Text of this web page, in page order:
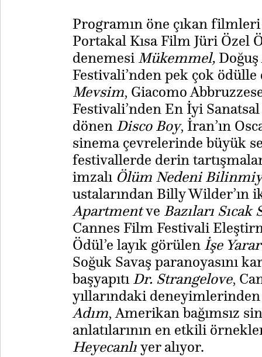
​Programın öne çıkan filmleri
Portakal Kısa Film Jüri Özel
denemesi Mükemmel,
Festivali’nden pek çok
Mevsim, Giacomo
Festivali’nden En İyi
dönen Disco Boy, İran’ın
sinema çevrelerinde büyük
festivallerde derin
imzalı Ölüm Nedeni
ustalarından Billy Wilder’ın
Apartmentve Bazıları Sıcak
Cannes Film Festivali
Ödül’e layık görülen İşe
Soğuk Savaş paranoyasını
başyapıtı Dr. Strangelove,
yıllarındaki
Adım, Amerikan bağımsız
anlatılarının en etkili
Heyecanlıyer alıyor.